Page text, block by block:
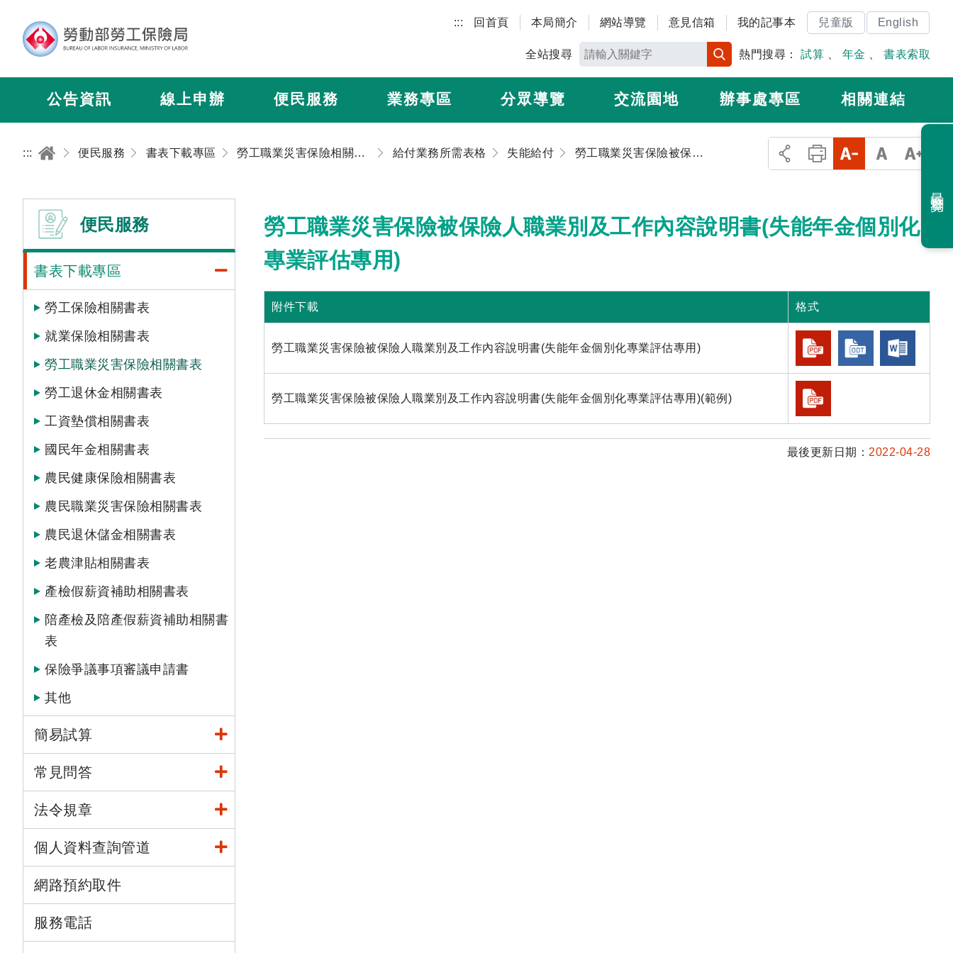
::: 回首頁 本局簡介 網站導覽 意見信箱 我的記事本 兒童版 English
全站搜尋 熱門搜尋： 試算 年金 書表索取
公告資訊 線上申辦 便民服務 業務專區 分眾導覽 交流園地 辦事處專區 相關連結
::: 便民服務 書表下載專區 勞工職業災害保險相關書表 給付業務所需表格 失能給付 勞工職業災害保險被保險人職業別及工作內容說明書(失能年金個別化專業評估專用)
便民服務
書表下載專區
勞工保險相關書表
就業保險相關書表
勞工職業災害保險相關書表
勞工退休金相關書表
工資墊償相關書表
國民年金相關書表
農民健康保險相關書表
農民職業災害保險相關書表
農民退休儲金相關書表
老農津貼相關書表
產檢假薪資補助相關書表
陪產檢及陪產假薪資補助相關書
表
保險爭議事項審議申請書
其他
簡易試算
常見問答
法令規章
個人資料查詢管道
網路預約取件
服務電話
勞工職業災害保險被保險人職業別及工作內容說明書(失能年金個別化
專業評估專用)
附件下載 格式
勞工職業災害保險被保險人職業別及工作內容說明書(失能年金個別化專業評估專用)
勞工職業災害保險被保險人職業別及工作內容說明書(失能年金個別化專業評估專用)(範例)
最後更新日期： 2022-04-28